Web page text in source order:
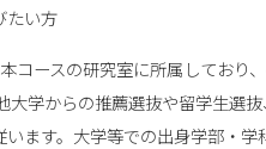
たい方
コースの研究室に所属しており
学からの推薦選抜や留学生選
ます。大学等での出身学部・学